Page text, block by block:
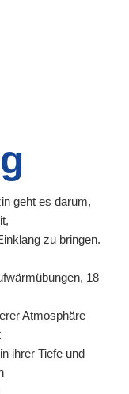
geht es darum,
zu bringen.
18
Atmosphäre
ihrer Tiefe und